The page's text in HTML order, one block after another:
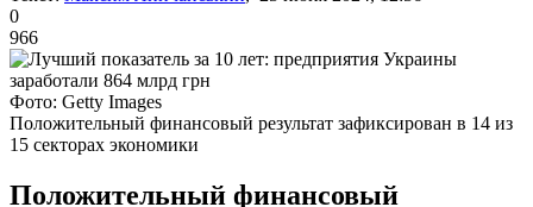
0
966
Фото: Getty Images
Положительный финансовый результат зафиксирован в 14 из
15 секторах экономики
Положительный финансовый